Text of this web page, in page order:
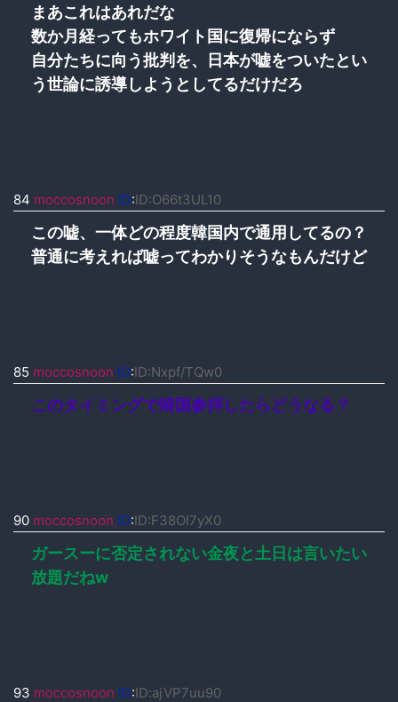
まあこれはあれだな
数か月経ってもホワイト国に復帰にならず
自分たちに向う批判を、日本が嘘をついたとい
う世論に誘導しようとしてるだけだろ
84 moccosnoon ID:ID:O66t3UL10
この嘘、一体どの程度韓国内で通用してるの？
普通に考えれば嘘ってわかりそうなもんだけど
85 moccosnoon ID:ID:Nxpf/TQw0
このタイミングで靖国参拝したらどうなる？
90 moccosnoon ID:ID:F38OI7yX0
ガースーに否定されない金夜と土日は言いたい
放題だねw
93 moccosnoon ID:ID:ajVP7uu90